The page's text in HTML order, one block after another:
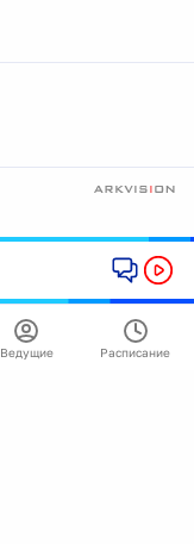
Ведущие Расписание